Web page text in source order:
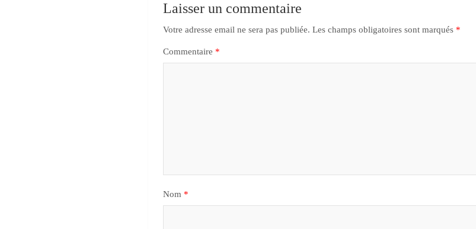
Laisser un commentaire
Votre adresse email ne sera pas publiée. Les champs obligatoires sont marqués *
Commentaire *
Nom *